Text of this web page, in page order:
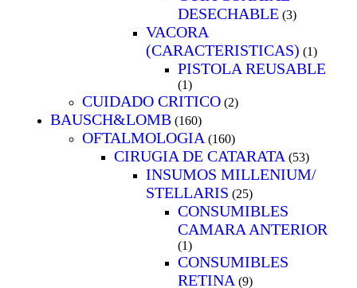
DESECHABLE (3)
VACORA
(CARACTERISTICAS) (1)
PISTOLA REUSABLE
(1)
CUIDADO CRITICO (2)
BAUSCH&LOMB (160)
OFTALMOLOGIA (160)
CIRUGIA DE CATARATA (53)
INSUMOS MILLENIUM/
STELLARIS (25)
CONSUMIBLES
CAMARA ANTERIOR
(1)
CONSUMIBLES
RETINA (9)